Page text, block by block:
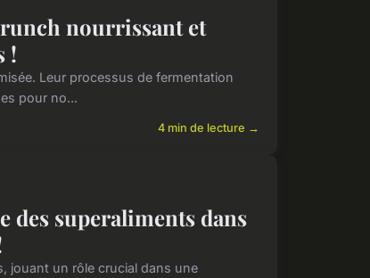
nourrissant et
!
Leur processus de fermentation
pour no...
4 min de lecture →
des superaliments dans
jouant un rôle crucial dans une